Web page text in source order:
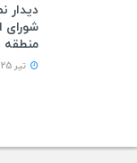
دیدار
شورای
منطقه
تیر 25, 1405